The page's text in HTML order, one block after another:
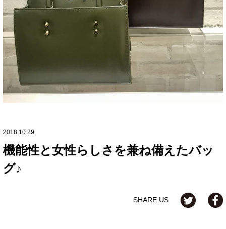
2018 10 29
機能性と女性らしさを兼ね備えたバッ
グ♪
SHARE US